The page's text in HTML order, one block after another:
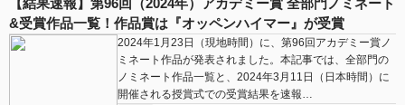
&受賞作品一覧！作品賞は『オッペンハイマー』が受賞
2024年1月23日（現地時間）に、第96回アカデミー賞ノ
ミネート作品が発表されました。本記事では、全部門の
ノミネート作品一覧と、2024年3月11日（日本時間）に
開催される授賞式での受賞結果を速報…